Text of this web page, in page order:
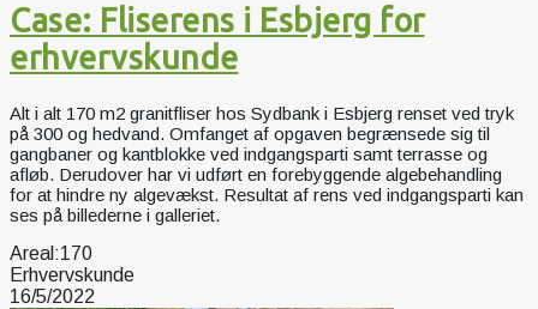
Case: Fliserens i Esbjerg for
erhvervskunde
Alt i alt 170 m2 granitfliser hos Sydbank i Esbjerg renset ved tryk
på 300 og hedvand. Omfanget af opgaven begrænsede sig til
gangbaner og kantblokke ved indgangsparti samt terrasse og
afløb. Derudover har vi udført en forebyggende algebehandling
for at hindre ny algevækst. Resultat af rens ved indgangsparti kan
ses på billederne i galleriet.
Areal:170
Erhvervskunde
16/5/2022